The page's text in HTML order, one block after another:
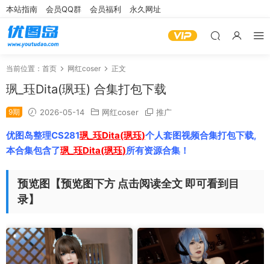
本站指南 会员QQ群 会员福利 永久网址
当前位置： 首页 网红coser 正文
珟_珏Dita(珟珏) 合集打包下载
9期 2026-05-14 网红coser 推广
优图岛整理CS281珟_珏Dita(珟珏)个人套图视频合集打包下载,
本合集包含了珟_珏Dita(珟珏)所有资源合集！
预览图【预览图下方 点击阅读全文 即可看到目
录】